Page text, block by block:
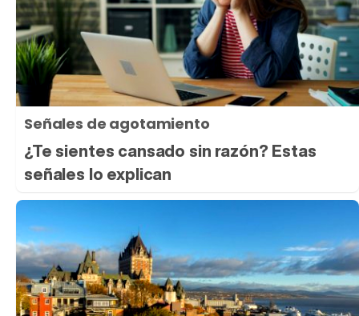
Señales de agotamiento
¿Te sientes cansado sin razón? Estas
señales lo explican